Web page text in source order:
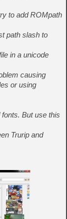
to add ROMpath
path slash to
in a unicode
causing
or using
But use this
Trurip and